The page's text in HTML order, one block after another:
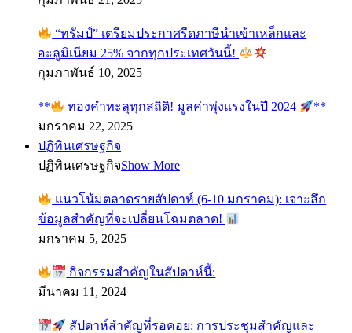
“ทรัมป์” เตรียมประกาศรีดภาษีนำเข้าเหล็กและ
อะลูมิเนียม 25% จากทุกประเทศวันนี้!
กุมภาพันธ์ 10, 2025
** ทองคำทะลุทุกสถิติ! มูลค่าพุ่งแรงในปี 2024
**
มกราคม 22, 2025
ปฏิทินเศรษฐกิจ
ปฏิทินเศรษฐกิจShow More
แนวโน้มตลาดรายสัปดาห์ (6-10 มกราคม): เจาะลึก
ข้อมูลสำคัญที่จะเปลี่ยนโฉมตลาด!
มกราคม 5, 2025
กิจกรรมสำคัญในสัปดาห์นี้:
มีนาคม 11, 2024
สัปดาห์สำคัญที่รอคอย: การประชุมสำคัญและ